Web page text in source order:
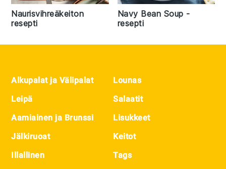
Naurisvihreäkeiton
resepti
Navy Bean Soup -
resepti
Footer
Alkupalat ja Välipalat
Leipä
Aamiainen ja Brunssi
Jälkiruoat
Illallinen
Lounas
Salaatit
Lisukkeet
Keitot
Tags